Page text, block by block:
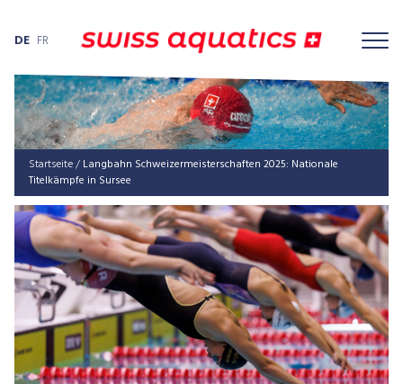
DE FR
Startseite/ Langbahn Schweizermeisterschaften 2025: Nationale
Titelkämpfe in Sursee